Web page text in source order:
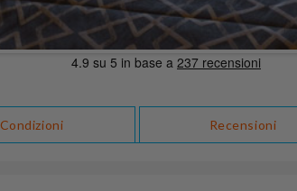
Condizioni Recensioni